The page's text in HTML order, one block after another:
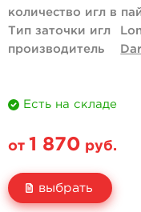
количество игл в
Тип заточки игл
производитель
Есть на складе
от 1 870 руб.
выбрать